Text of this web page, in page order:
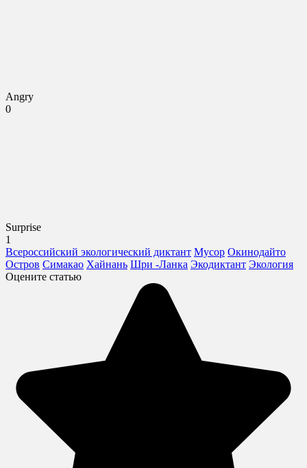
Angry
0
Surprise
1
Всероссийский экологический диктант Мусор Окинодайто
Остров Симакао Хайнань Шри -Ланка Экодиктант Экология
Оцените статью